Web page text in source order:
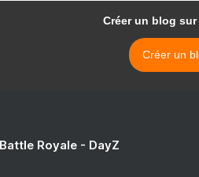
Créer un blog
Créer un
Royale - DayZ